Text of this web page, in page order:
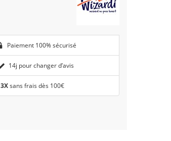
Paiement 100% sécurisé
14j pour changer d’avis
3Xsans frais dès 100€